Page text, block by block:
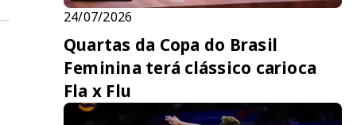
24/07/2026
Quartas da Copa do Brasil
Feminina terá clássico carioca
Fla x Flu